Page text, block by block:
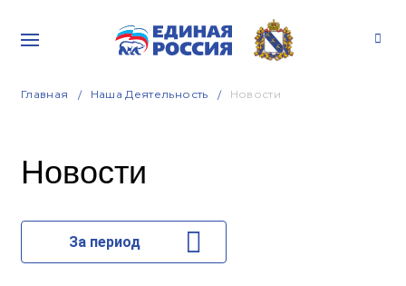
Главная Наша Деятельность Новости
Новости
За период